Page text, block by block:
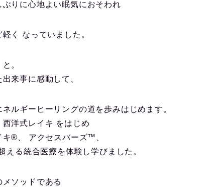
ぶりに⼼地よい眠気におそわれ
軽く なっていました。
。
来事に感動して、
ルギーヒーリングの道を歩みはじめます。
洋式レイキ をはじめ
キ®️、 アクセスバーズ™、
える統合医療を体験し学びました。
ソッドである